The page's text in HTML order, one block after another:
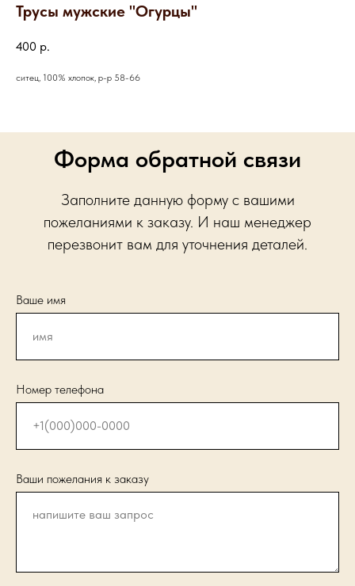
Трусы мужские "Огурцы"
400 р.
ситец, 100% хлопок, р-р 58-66
Форма обратной связи
Заполните данную форму с вашими
пожеланиями к заказу. И наш менеджер
перезвонит вам для уточнения деталей.
Ваше имя
Номер телефона
Ваши пожелания к заказу